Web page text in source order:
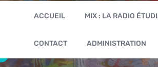
ACCUEIL MIX : LA RADIO
CONTACT ADMINISTRATION